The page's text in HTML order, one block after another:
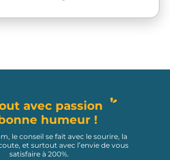
avec passion
humeur !
le conseil se fait avec le sourire, la
et surtout avec l’envie de vous
satisfaire à 200%.